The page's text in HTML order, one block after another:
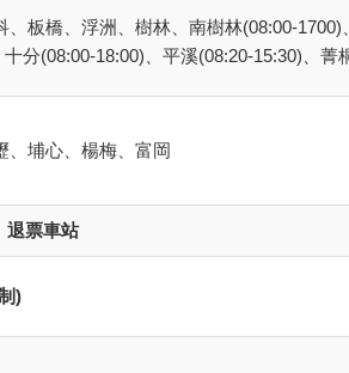
、板橋、浮洲、樹林、南樹林(08:00-
分(08:00-18:00)、平溪(08:20-15:30)、
、埔心、楊梅、富岡
退票車站
)